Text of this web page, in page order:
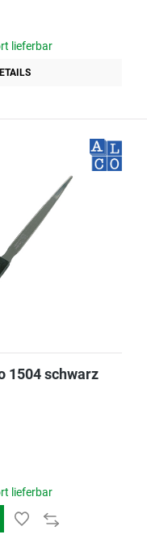
lieferbar
1504 schwarz
lieferbar